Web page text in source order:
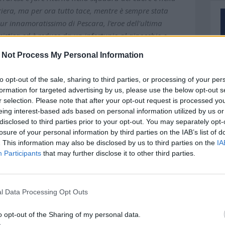
Not Process My Personal Information
opt-out of the sale, sharing to third parties, or processing of your
for targeted advertising by us, please use the below opt-out
selection. Please note that after your opt-out request is processed
interest-based ads based on personal information utilized by us
to third parties prior to your opt-out. You may separately
of your personal information by third parties on the IAB’s list of
This information may also be disclosed by us to third parties on the
Participants that may further disclose it to other third parties.
Data Processing Opt Outs
opt-out of the Sharing of my personal data.
ma per ora tutto tace, mentre è sempre stata
innamoratissimo di Pescara, l'eroe dell'ultima
ed è reduce da un infortunio al ginocchio e
doppio salto mortale all'indietro dalla A alla Lega
Il nome nuovo in casa Pescara è quello del
di lungo corso nella massima serie),
anche in serie A. Il giocatore, vincolato fino al
ed è per questo che ha messo in cima alla lista la
mercato, già oggi potrebbe essere definita quella
ma necessario. Non era pensabile tenere in
al suo primo anno in B, ma forse in pochi
retrocedeva in Eccellenza con la Vastese, potesse
la caccia al sostituto, che sarà quasi
Piace a società e staff tecnico, non ha costi
punta: appare il profilo ideale per il Delfino
Buscè, che ha avuto il giocatore alle sue
riferisce Tmw il club di Guarascio per la C